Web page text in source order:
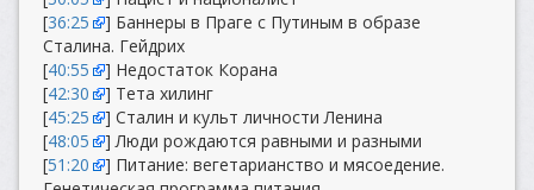
[36:25
] Баннеры в Праге с Путиным в образе
Сталина. Гейдрих
[40:55
] Недостаток Корана
[42:30
] Тета хилинг
[45:25
] Сталин и культ личности Ленина
[48:05
] Люди рождаются равными и разными
[51:20
] Питание: вегетарианство и мясоедение.